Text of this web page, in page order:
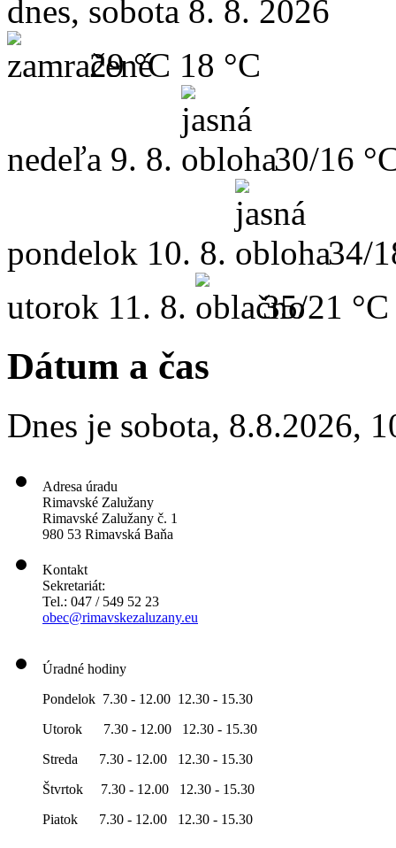
dnes, sobota 8. 8. 2026
29 °C 18 °C
nedeľa 9. 8. 30/16
pondelok 10. 8.
34/
utorok 11. 8. 35/21 °C
Dátum a čas
Dnes je sobota, 8.8.2026,
Adresa úradu
Rimavské Zalužany
Rimavské Zalužany č. 1
980 53 Rimavská Baňa
Kontakt
Sekretariát:
Tel.: 047 / 549 52 23
obec@rimavskezaluzany.eu
Úradné hodiny
Pondelok 7.30 - 12.00 12.30 - 15.30
Utorok 7.30 - 12.00 12.30 - 15.30
Streda 7.30 - 12.00 12.30 - 15.30
Štvrtok 7.30 - 12.00 12.30 - 15.30
Piatok 7.30 - 12.00 12.30 - 15.30